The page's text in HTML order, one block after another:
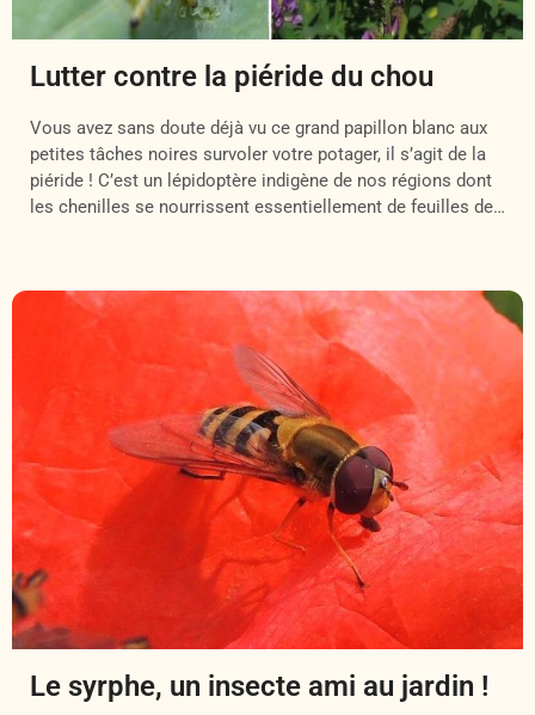
Lutter contre la piéride du chou
Vous avez sans doute déjà vu ce grand papillon blanc aux
petites tâches noires survoler votre potager, il s’agit de la
piéride ! C’est un lépidoptère indigène de nos régions dont
les chenilles se nourrissent essentiellement de feuilles de
Le syrphe, un insecte ami au jardin !